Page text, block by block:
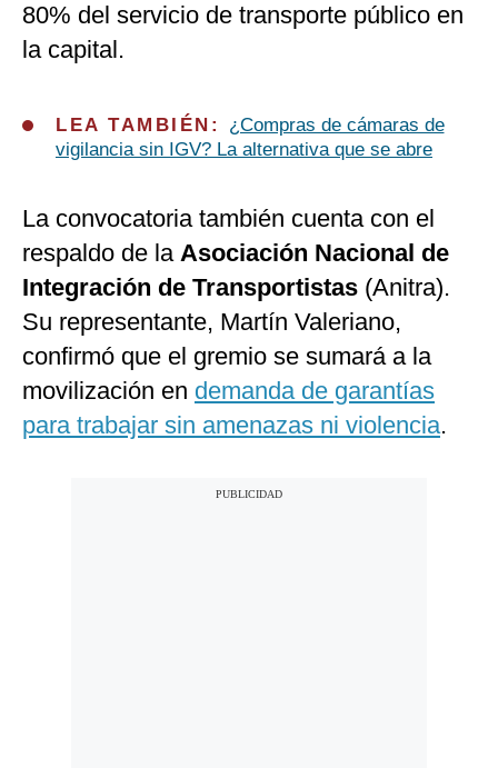
80% del servicio de transporte público en
la capital.
LEA TAMBIÉN: ¿Compras de cámaras de
vigilancia sin IGV? La alternativa que se abre
La convocatoria también cuenta con el
respaldo de la Asociación Nacional de
Integración de Transportistas (Anitra).
Su representante, Martín Valeriano,
confirmó que el gremio se sumará a la
movilización en demanda de garantías
para trabajar sin amenazas ni violencia.